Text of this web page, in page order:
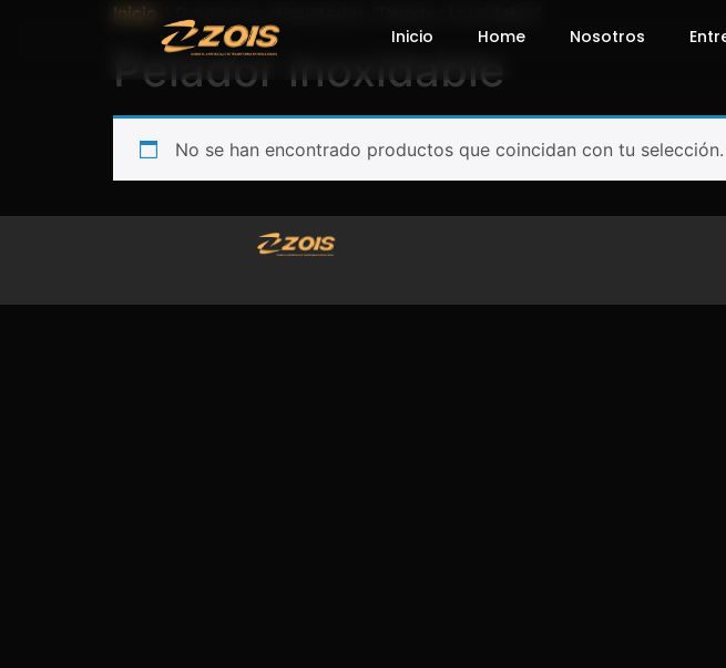
Inicio Home Nosotros
Inicio / Productos etiquetados “Pelador inoxidable”
Pelador inoxidable
No se han encontrado productos que coincidan con tu selección.